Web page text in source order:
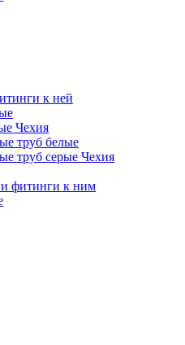
к ней
Чехия
труб белые
труб серые Чехия
фитинги к ним